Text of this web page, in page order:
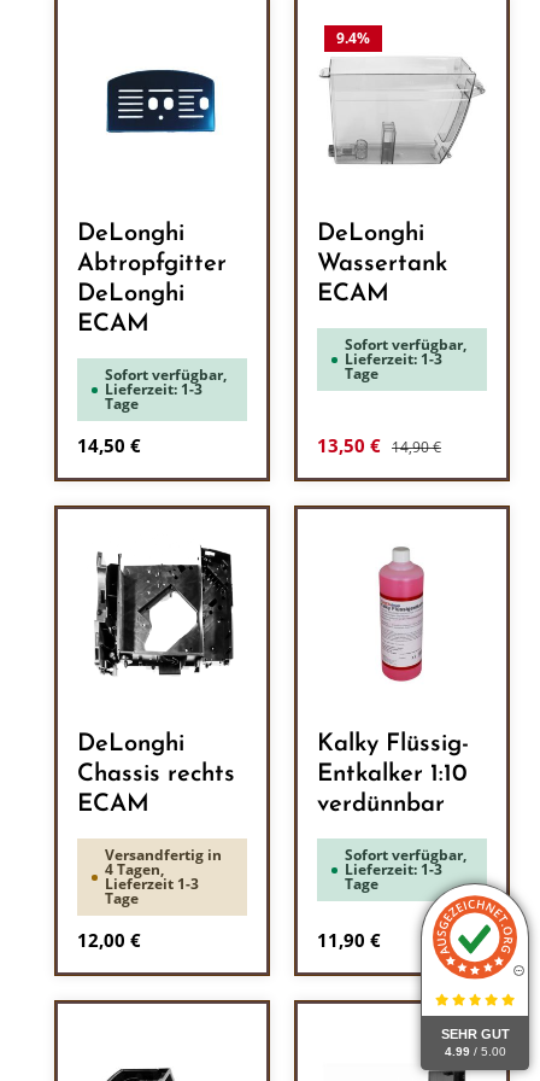
SEHR GUT
4.99 / 5.00
DeLonghi
Abtropfgitter
DeLonghi
ECAM
Sofort verfügbar,
Lieferzeit: 1-3
Tage
Regulärer Preis:
14,50 €
9.4%
DeLonghi
Wassertank
ECAM
Sofort verfügbar,
Lieferzeit: 1-3
Tage
Verkaufspreis:
13,50 € Regulärer Preis:
14,90 €
DeLonghi
Chassis rechts
ECAM
Versandfertig in
4 Tagen,
Lieferzeit 1-3
Tage
Regulärer Preis:
12,00 €
Kalky Flüssig-
Entkalker 1:10
verdünnbar
Sofort verfügbar,
Lieferzeit: 1-3
Tage
Regulärer Preis:
11,90 €